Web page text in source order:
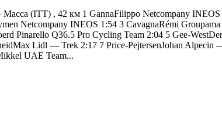
(ITT) , 42 км 1 GannaFilippo Netcompany INEOS
Netcompany INEOS 1:54 3 CavagnaRémi
Pinarello Q36.5 Pro Cycling Team 2:04 5 Gee-
Lidl — Trek 2:17 7 Price-PejtersenJohan Alpecin
UAE Team...